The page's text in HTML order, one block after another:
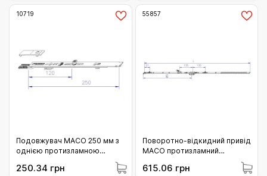
10719
Подовжувач MACO 250 мм з
однією протизламною
250.34 грн
55857
Поворотно-відкидний привід
MACO протизламний
фіксований DM 15 Gr.5 (1501-
1750) (55857)
615.06 грн